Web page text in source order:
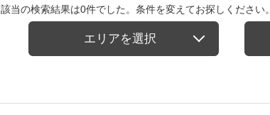
該当の検索結果は0件でした。条件を変えてお探しください。
エリアを選択